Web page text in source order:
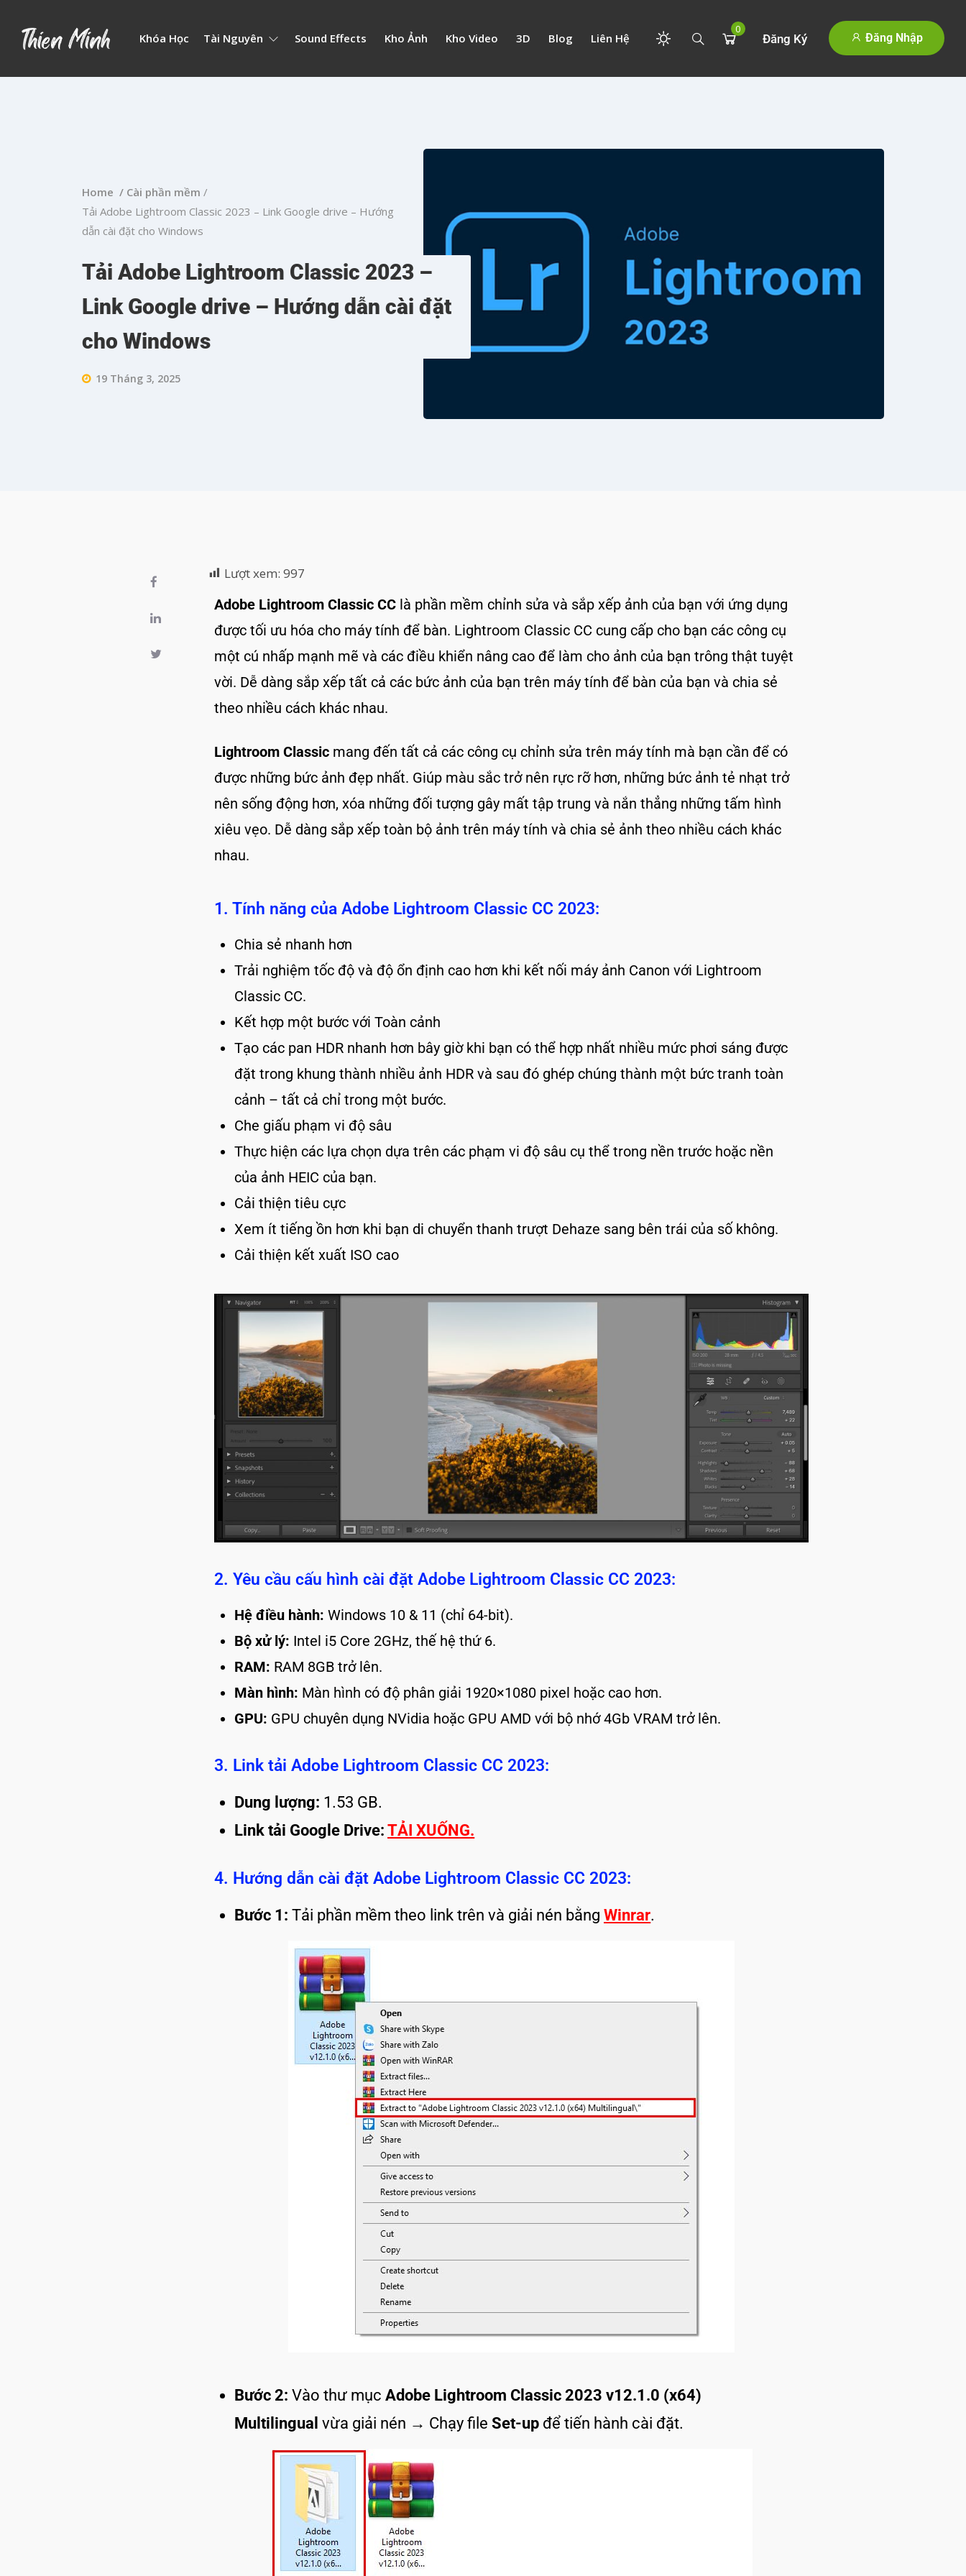
Khóa Học Tài Nguyên Sound Effects Kho Ảnh Kho Video 3D Blog Liên Hệ
0
Đăng Ký Đăng Nhập
Home / Cài phần mềm /
Tải Adobe Lightroom Classic 2023 – Link Google drive – Hướng
dẫn cài đặt cho Windows
Tải Adobe Lightroom Classic 2023 –
Link Google drive – Hướng dẫn cài đặt
cho Windows
19 Tháng 3, 2025
Lượt xem: 997
Adobe Lightroom Classic CC là phần mềm chỉnh sửa và sắp xếp ảnh của bạn với ứng dụng
được tối ưu hóa cho máy tính để bàn. Lightroom Classic CC cung cấp cho bạn các công cụ
một cú nhấp mạnh mẽ và các điều khiển nâng cao để làm cho ảnh của bạn trông thật tuyệt
vời. Dễ dàng sắp xếp tất cả các bức ảnh của bạn trên máy tính để bàn của bạn và chia sẻ
theo nhiều cách khác nhau.
Lightroom Classic mang đến tất cả các công cụ chỉnh sửa trên máy tính mà bạn cần để có
được những bức ảnh đẹp nhất. Giúp màu sắc trở nên rực rỡ hơn, những bức ảnh tẻ nhạt trở
nên sống động hơn, xóa những đối tượng gây mất tập trung và nắn thẳng những tấm hình
xiêu vẹo. Dễ dàng sắp xếp toàn bộ ảnh trên máy tính và chia sẻ ảnh theo nhiều cách khác
nhau.
1. Tính năng của Adobe Lightroom Classic CC 2023:
Chia sẻ nhanh hơn
Trải nghiệm tốc độ và độ ổn định cao hơn khi kết nối máy ảnh Canon với Lightroom
Classic CC.
Kết hợp một bước với Toàn cảnh
Tạo các pan HDR nhanh hơn bây giờ khi bạn có thể hợp nhất nhiều mức phơi sáng được
đặt trong khung thành nhiều ảnh HDR và ​​sau đó ghép chúng thành một bức tranh toàn
cảnh – tất cả chỉ trong một bước.
Che giấu phạm vi độ sâu
Thực hiện các lựa chọn dựa trên các phạm vi độ sâu cụ thể trong nền trước hoặc nền
của ảnh HEIC của bạn.
Cải thiện tiêu cực
Xem ít tiếng ồn hơn khi bạn di chuyển thanh trượt Dehaze sang bên trái của số không.
Cải thiện kết xuất ISO cao
2. Yêu cầu cấu hình cài đặt Adobe Lightroom Classic CC 2023:
Hệ điều hành: Windows 10 & 11 (chỉ 64-bit).
Bộ xử lý: Intel i5 Core 2GHz, thế hệ thứ 6.
RAM: RAM 8GB trở lên.
Màn hình: Màn hình có độ phân giải 1920×1080 pixel hoặc cao hơn.
GPU: GPU chuyên dụng NVidia hoặc GPU AMD với bộ nhớ 4Gb VRAM trở lên.
3. Link tải Adobe Lightroom Classic CC 2023:
Dung lượng: 1.53 GB.
Link tải Google Drive:TẢI XUỐNG.
4. Hướng dẫn cài đặt Adobe Lightroom Classic CC 2023:
Bước 1: Tải phần mềm theo link trên và giải nén bằngWinrar.
Bước 2: Vào thư mụcAdobe Lightroom Classic 2023 v12.1.0 (x64)
Multilingual vừa giải nén → Chạy fileSet-up để tiến hành cài đặt.